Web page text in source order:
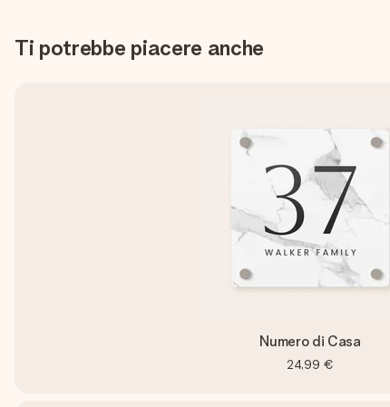
Ti potrebbe piacere anche
Numero di Casa
24,99 €